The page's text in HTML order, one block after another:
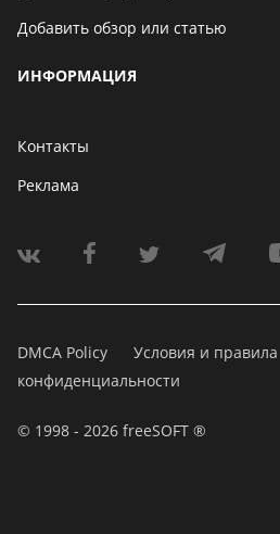
Добавить обзор или статью
ИНФОРМАЦИЯ
Контакты
Реклама
DMCA Policy Условия и правила
конфиденциальности
© 1998 - 2026 freeSOFT ®